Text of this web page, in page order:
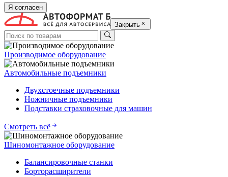
Я согласен
Закрыть
Производимое оборудование
Автомобильные подъемники
Двухстоечные подъемники
Ножничные подъемники
Подставки страховочные для машин
Смотреть всё
Шиномонтажное оборудование
Балансировочные станки
Борторасширители